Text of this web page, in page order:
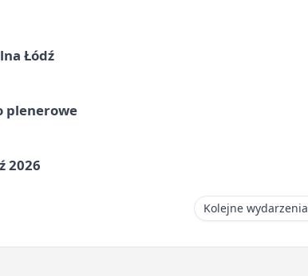
Łódź
plenerowe
2026
Kolejne wydarzenia